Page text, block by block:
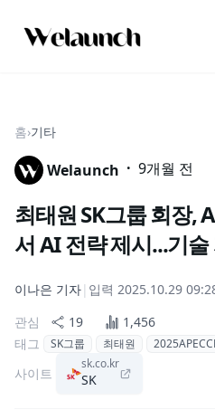
홈›기타
Welaunch · 9개월 전
최태원 SK그룹 회장,
서 AI 전략 제시...기
이나은 기자| 입력 2025.10.29
관심
19
1,456
태그
SK그룹 최태원
사이트
sk.co.kr
SK